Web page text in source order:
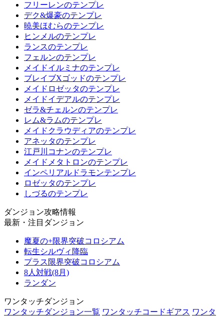
フリーレンのテンプレ
デク&爆豪のテンプレ
暁美ほむらのテンプレ
ヒンメルのテンプレ
ランスのテンプレ
フェルンのテンプレ
メイドイルミナのテンプレ
ブレイブXゴッドのテンプレ
メイドロゼッタのテンプレ
メイドイデアルのテンプレ
ゼラ&チェルンのテンプレ
レム&ラムのテンプレ
メイドクラウディアのテンプレ
アネッタのテンプレ
江戸川コナンのテンプレ
メイドメタトロンのテンプレ
インペリアルドラモンテンプレ
ロゼッタのテンプレ
しづるのテンプレ
ダンジョン攻略情報
最新・注目ダンジョン
魔夏の+限界突破コロシアム
転生シルヴィ降臨
プラス限界突破コロシアム
8人対戦(8月)
ランダン
ワンタッチダンジョン
ワンタッチダンジョン一覧 ワンタッチコードギアス ワンタ